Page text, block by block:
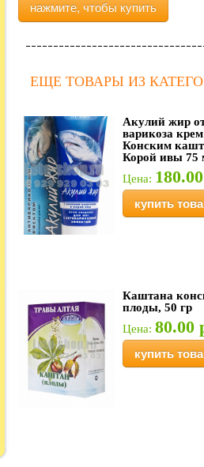
нажмите, чтобы купить
ЕЩЕ ТОВАРЫ ИЗ
Акулий жир
варикоза
Конским
Корой ивы 75
Цена:
купить
Каштана
плоды, 50 гр
Цена: 80.00
купить